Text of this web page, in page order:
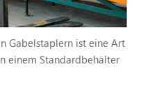
Gabelstaplern ist eine Art
einem Standardbehälter
ist geringer als
-Behälter -